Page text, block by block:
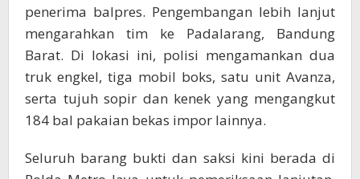
penerima balpres. Pengembangan lebih lanjut
mengarahkan tim ke Padalarang, Bandung
Barat. Di lokasi ini, polisi mengamankan dua
truk engkel, tiga mobil boks, satu unit Avanza,
serta tujuh sopir dan kenek yang mengangkut
184 bal pakaian bekas impor lainnya.
Seluruh barang bukti dan saksi kini berada di